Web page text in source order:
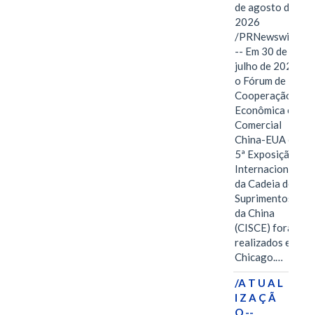
de agosto de
2026
/PRNewswire/
-- Em 30 de
julho de 2026,
o Fórum de
Cooperação
Econômica e
Comercial
China-EUA e a
5ª Exposição
Internacional
da Cadeia de
Suprimentos
da China
(CISCE) foram
realizados em
Chicago.…
/A T U A L
I Z A Ç Ã
O --